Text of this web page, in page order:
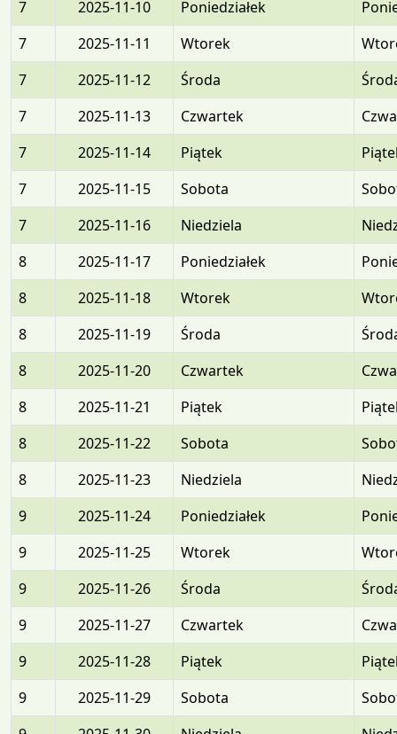
7
2025-11-10 Poniedziałek
7
2025-11-11 Wtorek
7
2025-11-12 Środa
7
2025-11-13 Czwartek
7
2025-11-14 Piątek
7
2025-11-15 Sobota
7
2025-11-16 Niedziela
8
2025-11-17 Poniedziałek
8
2025-11-18 Wtorek
8
2025-11-19 Środa
8
2025-11-20 Czwartek
8
2025-11-21 Piątek
8
2025-11-22 Sobota
8
2025-11-23 Niedziela
9
2025-11-24 Poniedziałek
9
2025-11-25 Wtorek
9
2025-11-26 Środa
9
2025-11-27 Czwartek
9
2025-11-28 Piątek
9
2025-11-29 Sobota